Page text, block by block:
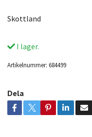
Skottland
I lager.
Artikelnummer: 684499
Dela